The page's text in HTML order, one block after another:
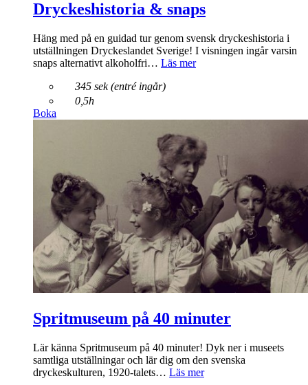
Dryckeshistoria & snaps
Häng med på en guidad tur genom svensk dryckeshistoria i
utställningen Dryckeslandet Sverige! I visningen ingår varsin
snaps alternativt alkoholfri… Läs mer
345 sek (entré ingår)
0,5h
Boka
Spritmuseum på 40 minuter
Lär känna Spritmuseum på 40 minuter! Dyk ner i museets
samtliga utställningar och lär dig om den svenska
dryckeskulturen, 1920-talets… Läs mer